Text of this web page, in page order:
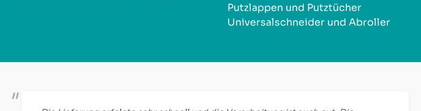
Putzlappen und Putztücher
Universalschneider und Abroller